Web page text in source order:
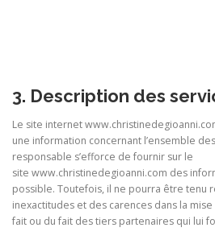
3. Description des
Le site internet
une information concernant l’ensemble
responsable s’efforce de fournir sur le
site www.christinedegioanni.com des
possible. Toutefois, il ne pourra être tenu
inexactitudes et des carences dans la
fait ou du fait des tiers partenaires qui lui